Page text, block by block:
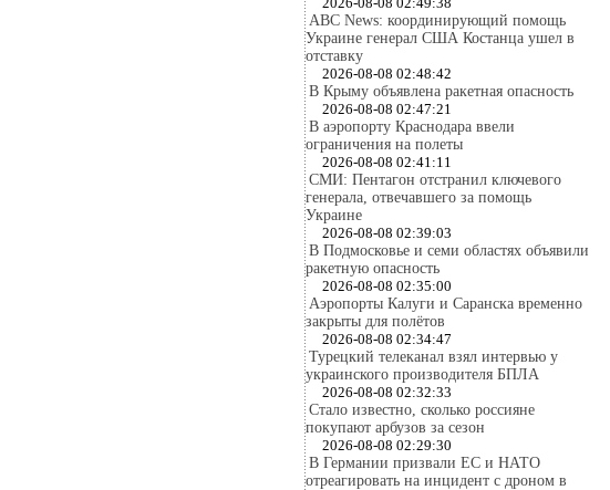
ABC News: координирующий помощь
Украине генерал США Костанца ушел в
отставку
2026-08-08 02:48:42
В Крыму объявлена ракетная опасность
2026-08-08 02:47:21
В аэропорту Краснодара ввели
ограничения на полеты
2026-08-08 02:41:11
СМИ: Пентагон отстранил ключевого
генерала, отвечавшего за помощь
Украине
2026-08-08 02:39:03
В Подмосковье и семи областях объявили
ракетную опасность
2026-08-08 02:35:00
Аэропорты Калуги и Саранска временно
закрыты для полётов
2026-08-08 02:34:47
Турецкий телеканал взял интервью у
украинского производителя БПЛА
2026-08-08 02:32:33
Стало известно, сколько россияне
покупают арбузов за сезон
2026-08-08 02:29:30
В Германии призвали ЕС и НАТО
отреагировать на инцидент с дроном в